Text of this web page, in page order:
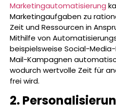
Marketingautomatisierung
Marketingaufgaben zu
Zeit und Ressourcen in
Mithilfe von
beispielsweise Social-
Mail-Kampagnen
wodurch wertvolle Zeit für
frei wird.
2.